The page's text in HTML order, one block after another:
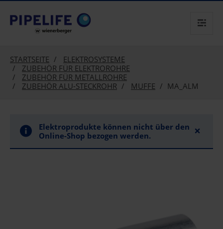
text.skipToContent
text.skipToNavigation
STARTSEITE
ELEKTROSYSTEME
ZUBEHÖR FÜR ELEKTROROHRE
ZUBEHÖR FÜR METALLROHRE
ZUBEHÖR ALU-STECKROHR
MUFFE MA_ALM
Elektroprodukte können nicht über den
Online-Shop bezogen werden.
×